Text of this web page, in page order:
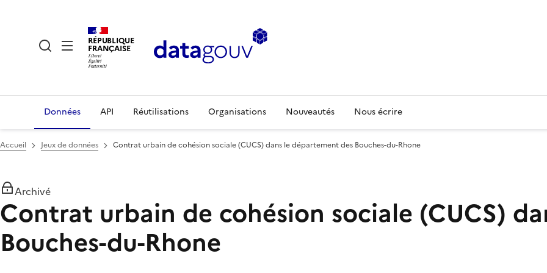
RÉPUBLIQUE
FRANÇAISE
Données API Réutilisations Organisations Nouveautés Nous écrire
Accueil Jeux de données Contrat urbain de cohésion sociale (CUCS) dans le département des Bouches-du-Rhone
Archivé
Contrat urbain de cohésion sociale (CUCS)
Bouches-du-Rhone